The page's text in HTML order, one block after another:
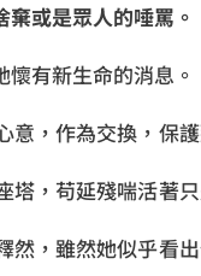
或是眾人的唾罵。
有新生命的消息。
，作為交換，保
，苟延殘喘活著
，雖然她似乎看